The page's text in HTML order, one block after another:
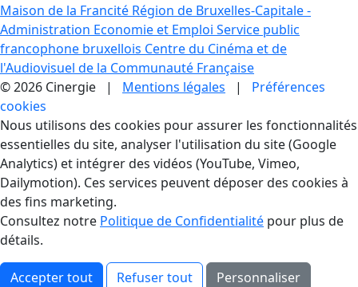
Maison de la Francité Région de Bruxelles-Capitale -
Administration Economie et Emploi Service public
francophone bruxellois Centre du Cinéma et de
l'Audiovisuel de la Communauté Française
© 2026 Cinergie | Mentions légales | Préférences
cookies
Gestion des Cookies
Nous utilisons des cookies pour assurer les fonctionnalités
essentielles du site, analyser l'utilisation du site (Google
Analytics) et intégrer des vidéos (YouTube, Vimeo,
Dailymotion). Ces services peuvent déposer des cookies à
des fins marketing.
Consultez notre Politique de Confidentialité pour plus de
détails.
Accepter tout Refuser tout Personnaliser